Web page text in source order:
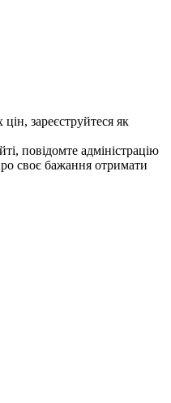
зареєструйтеся як
повідомте адміністрацію
своє бажання отримати